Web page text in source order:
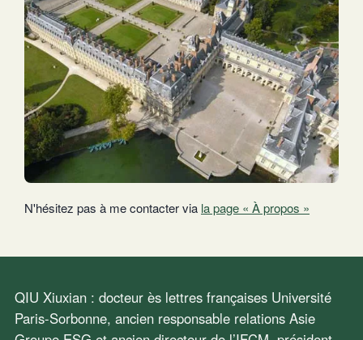
N'hésitez pas à me contacter via la page « À propos »
QIU Xiuxian : docteur ès lettres françaises Université
Paris-Sorbonne, ancien responsable relations Asie